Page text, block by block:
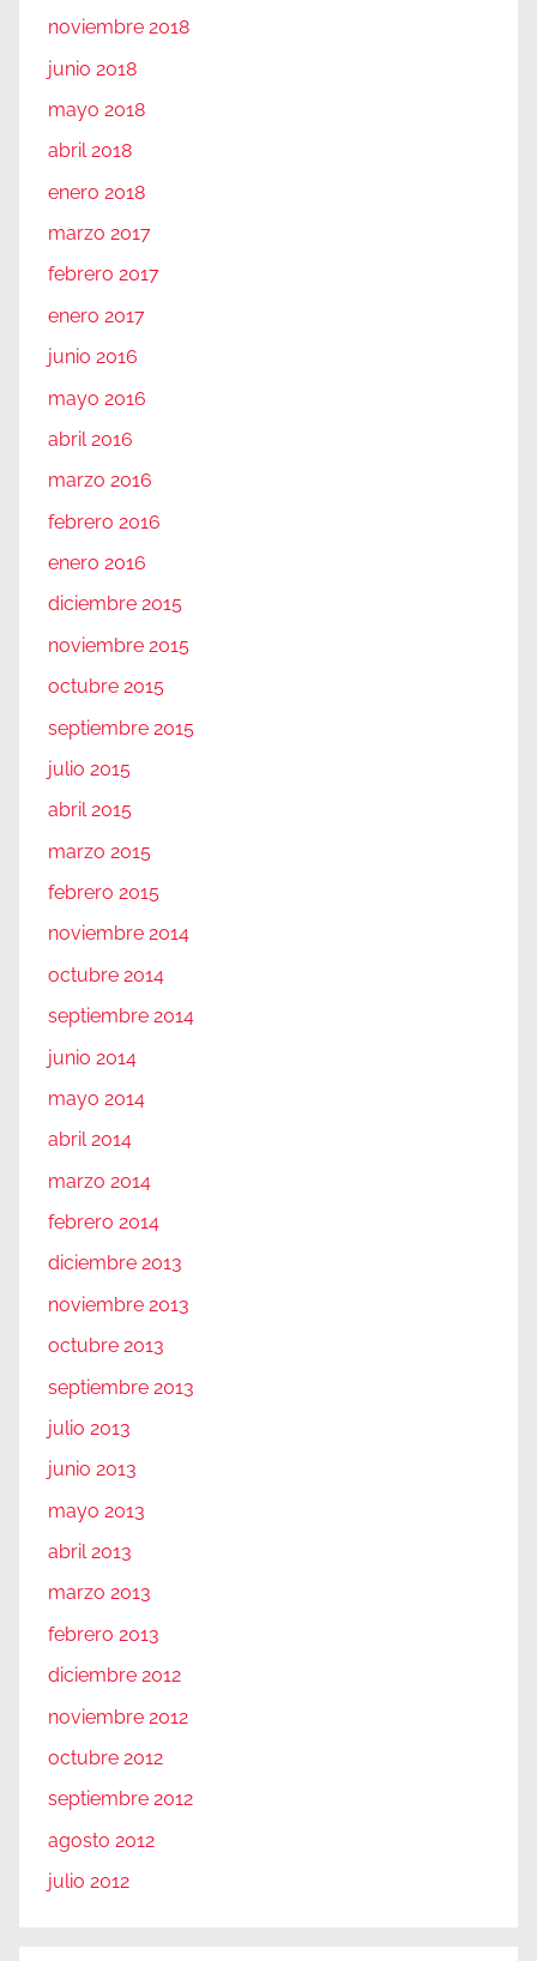
noviembre 2018
junio 2018
mayo 2018
abril 2018
enero 2018
marzo 2017
febrero 2017
enero 2017
junio 2016
mayo 2016
abril 2016
marzo 2016
febrero 2016
enero 2016
diciembre 2015
noviembre 2015
octubre 2015
septiembre 2015
julio 2015
abril 2015
marzo 2015
febrero 2015
noviembre 2014
octubre 2014
septiembre 2014
junio 2014
mayo 2014
abril 2014
marzo 2014
febrero 2014
diciembre 2013
noviembre 2013
octubre 2013
septiembre 2013
julio 2013
junio 2013
mayo 2013
abril 2013
marzo 2013
febrero 2013
diciembre 2012
noviembre 2012
octubre 2012
septiembre 2012
agosto 2012
julio 2012